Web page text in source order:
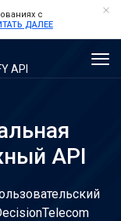
с
ДАЛЕЕ
API
API